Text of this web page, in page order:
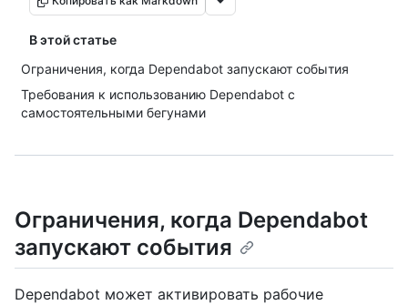
В этой статье
Ограничения, когда Dependabot запускают события
Требования к использованию Dependabot с
самостоятельными бегунами
Ограничения, когда Dependabot
запускают события
Dependabot может активировать рабочие